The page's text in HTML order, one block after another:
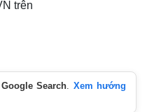
trên
Google Search. Xem hướng